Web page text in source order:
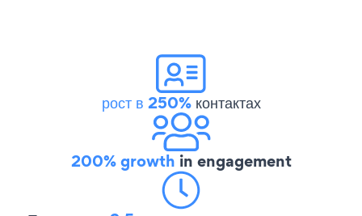
рост в 250%контактах
200% growth in engagement